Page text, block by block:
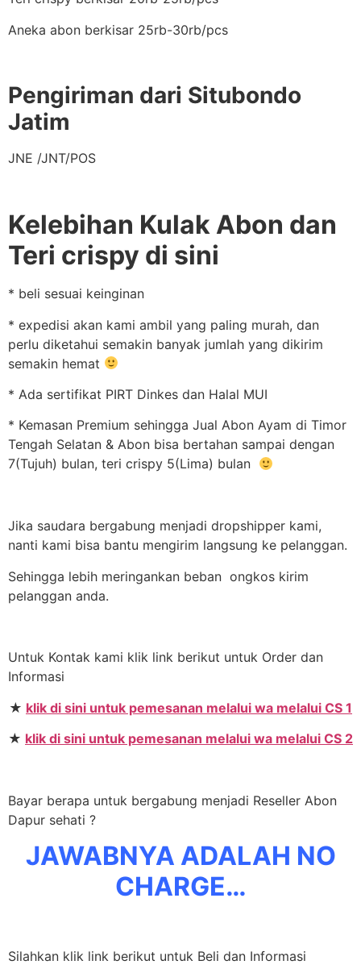
Aneka abon berkisar 25rb-30rb/pcs
Pengiriman dari Situbondo
Jatim
JNE /JNT/POS
Kelebihan Kulak Abon dan
Teri crispy di sini
* beli sesuai keinginan
* expedisi akan kami ambil yang paling murah, dan
perlu diketahui semakin banyak jumlah yang dikirim
semakin hemat
* Ada sertifikat PIRT Dinkes dan Halal MUI
* Kemasan Premium sehingga Jual Abon Ayam di Timor
Tengah Selatan & Abon bisa bertahan sampai dengan
7(Tujuh) bulan, teri crispy 5(Lima) bulan
Jika saudara bergabung menjadi dropshipper kami,
nanti kami bisa bantu mengirim langsung ke pelanggan.
Sehingga lebih meringankan beban ongkos kirim
pelanggan anda.
Untuk Kontak kami klik link berikut untuk Order dan
Informasi
★ klik di sini untuk pemesanan melalui wa melalui CS 1
★ klik di sini untuk pemesanan melalui wa melalui CS 2
Bayar berapa untuk bergabung menjadi Reseller Abon
Dapur sehati ?
JAWABNYA ADALAH NO
CHARGE…
Silahkan klik link berikut untuk Beli dan Informasi